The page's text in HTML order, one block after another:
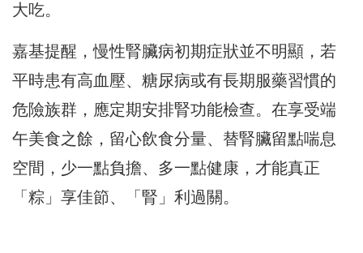
大吃。
嘉基提醒，慢性腎臟病初期症狀並不明顯，若
平時患有高血壓、糖尿病或有長期服藥習慣的
危險族群，應定期安排腎功能檢查。在享受端
午美食之餘，留心飲食分量、替腎臟留點喘息
空間，少一點負擔、多一點健康，才能真正
「粽」享佳節、「腎」利過關。